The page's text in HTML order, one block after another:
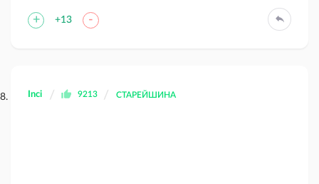
+ +13 -
Inci 9213 СТАРЕЙШИНА